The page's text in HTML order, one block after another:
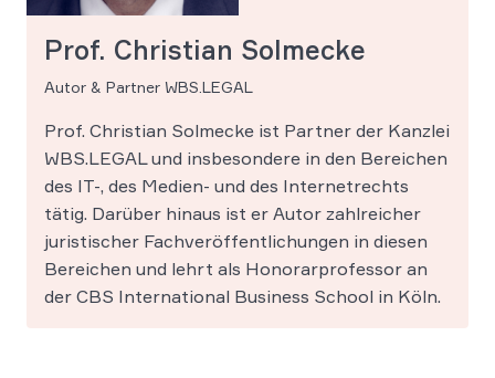
Prof. Christian Solmecke
Autor & Partner WBS.LEGAL
Prof. Christian Solmecke ist Partner der Kanzlei
WBS.LEGAL und insbesondere in den Bereichen
des IT-, des Medien- und des Internetrechts
tätig. Darüber hinaus ist er Autor zahlreicher
juristischer Fachveröffentlichungen in diesen
Bereichen und lehrt als Honorarprofessor an
der CBS International Business School in Köln.